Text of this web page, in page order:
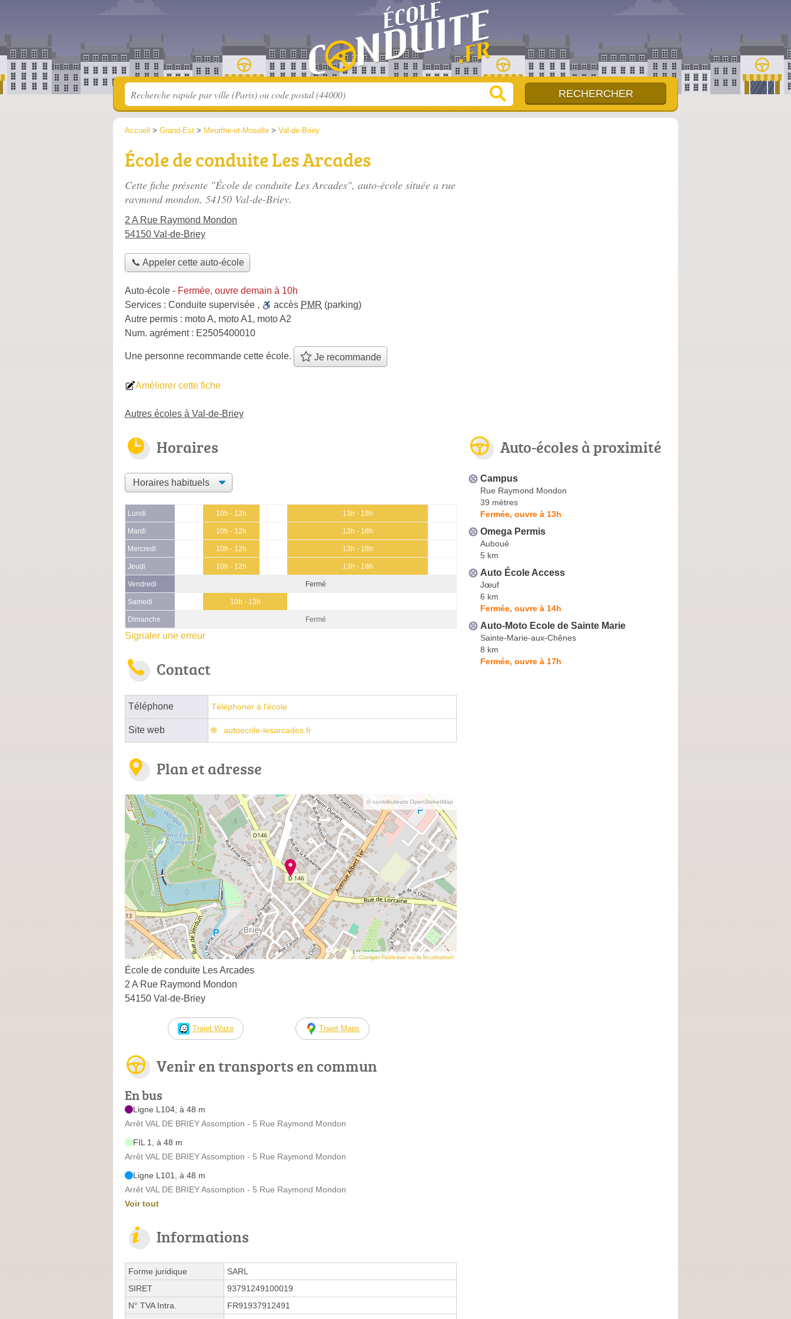
Accueil > Grand-Est > Meurthe-et-Moselle > Val-de-Briey
École de conduite Les Arcades
Cette fiche présente "École de conduite Les Arcades", auto-école située a rue
raymond mondon, 54150 Val-de-Briey.
2 A Rue Raymond Mondon
54150 Val-de-Briey
📞 Appeler cette auto-école
Auto-école - Fermée, ouvre demain à 10h
Services : Conduite supervisée , accès PMR (parking)
Autre permis : moto A, moto A1, moto A2
Num. agrément : E2505400010
Une personne recommande cette école. Je recommande
Améliorer cette fiche
Autres écoles à Val-de-Briey
Horaires
Lundi 10h - 12h 13h - 18h
Mardi 10h - 12h 13h - 18h
Mercredi 10h - 12h 13h - 18h
Jeudi 10h - 12h 13h - 18h
Vendredi Fermé
Samedi 10h - 13h
Dimanche Fermé
Signaler une erreur
Contact
Téléphone Téléphoner à l'école
Site web autoecole-lesarcades.fr
Plan et adresse
© contributeurs OpenStreetMap
Corriger l’adresse ou la localisation
École de conduite Les Arcades
2 A Rue Raymond Mondon
54150 Val-de-Briey
Trajet Waze Trajet Maps
Venir en transports en commun
En bus
Ligne L104, à 48 m
Arrêt VAL DE BRIEY Assomption - 5 Rue Raymond Mondon
FIL 1, à 48 m
Arrêt VAL DE BRIEY Assomption - 5 Rue Raymond Mondon
Ligne L101, à 48 m
Arrêt VAL DE BRIEY Assomption - 5 Rue Raymond Mondon
Voir tout
Informations
Forme juridique
SARL
SIRET
93791249100019
N° TVA Intra.
FR91937912491
Auto-écoles à proximité
Campus
Rue Raymond Mondon
39 mètres
Fermée, ouvre à 13h
Omega Permis
Auboué
5 km
Auto École Access
Jœuf
6 km
Fermée, ouvre à 14h
Auto-Moto Ecole de Sainte Marie
Sainte-Marie-aux-Chênes
8 km
Fermée, ouvre à 17h